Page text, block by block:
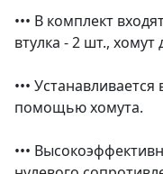
••• В комплект
втулка - 2 шт.,
•••
помощью хомута.
•••